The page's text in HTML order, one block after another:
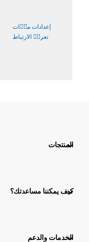
إعدادات ملٝات
تعريٝ الارتباط
المنتجات
كيف يمكننا مساعدتك؟
الخدمات والدعم